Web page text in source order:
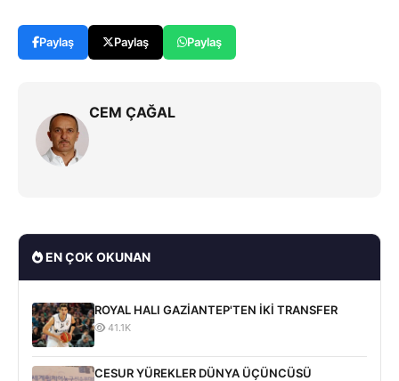
Paylaş Paylaş Paylaş
CEM ÇAĞAL
EN ÇOK OKUNAN
ROYAL HALI GAZİANTEP'TEN İKİ TRANSFER
41.1K
CESUR YÜREKLER DÜNYA ÜÇÜNCÜSÜ